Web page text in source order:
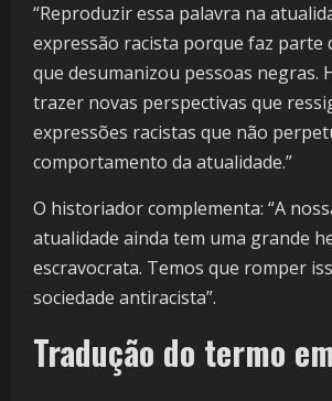
“Reproduzir essa palavra na
expressão racista porque faz parte
que desumanizou pessoas negras.
trazer novas perspectivas que
expressões racistas que não
comportamento da atualidade.”
O historiador complementa: “A
atualidade ainda tem uma grande
escravocrata. Temos que romper
sociedade antiracista”.
Tradução do termo